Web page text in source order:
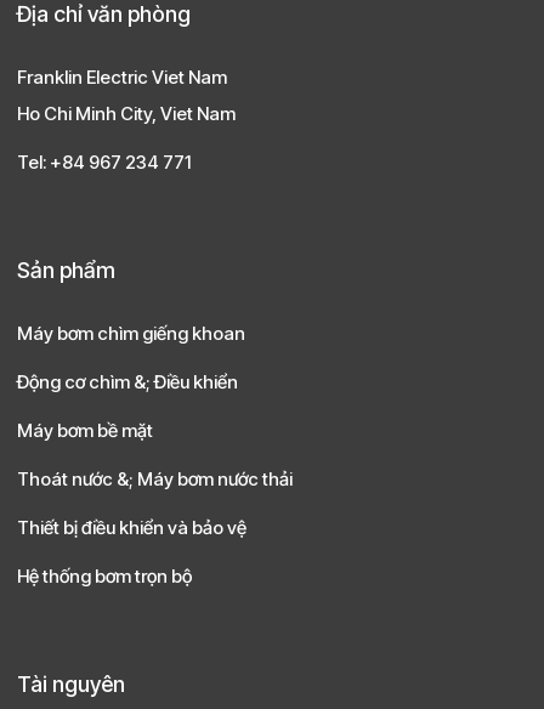
Địa chỉ văn phòng
Franklin Electric Viet Nam
Ho Chi Minh City, Viet Nam
Tel: +84 967 234 771
Sản phẩm
Máy bơm chìm giếng khoan
Động cơ chìm &; Điều khiển
Máy bơm bề mặt
Thoát nước &; Máy bơm nước thải
Thiết bị điều khiển và bảo vệ
Hệ thống bơm trọn bộ
Tài nguyên